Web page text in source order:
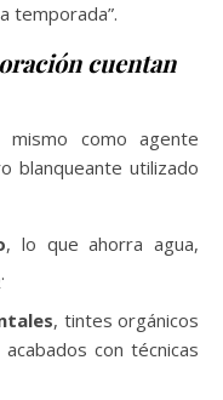
temporada”.
cuentan
como agente
blanqueante utilizado
, lo que ahorra agua,
.
, tintes orgánicos
acabados con técnicas